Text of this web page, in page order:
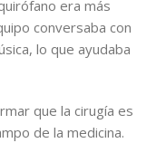
era más
conversaba con
lo que ayudaba
que la cirugía es
de la medicina.